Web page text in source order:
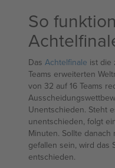
So
Das Achtelfinale ist die
Teams erweiterten
von 32 auf 16 Teams
Unentschieden. Steht
unentschieden, folgt
Minuten. Sollte
gefallen sein, wird das
entschieden.